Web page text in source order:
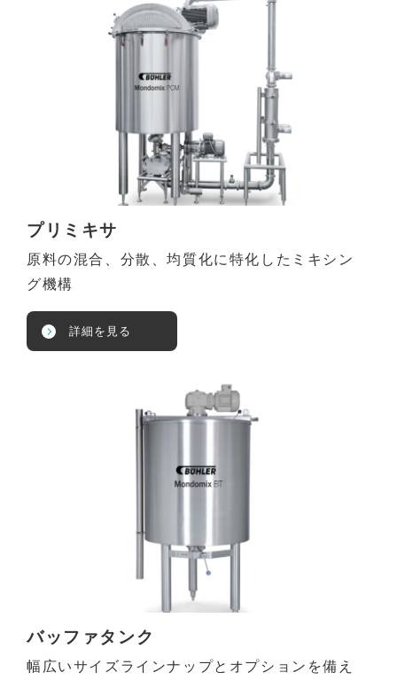
プリミキサ
原料の混合、分散、均質化に特化したミキシン
グ機構
詳細を見る
バッファタンク
幅広いサイズラインナップとオプションを備え